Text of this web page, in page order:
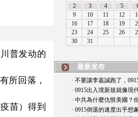
普发动的
所回落，
苗）得到
最新发布
· 不要讓李嘉誠跑了，
· 0915出入境新規就像現
· 中共為什麼仇恨美國？
· 0915倒退的速度出乎想